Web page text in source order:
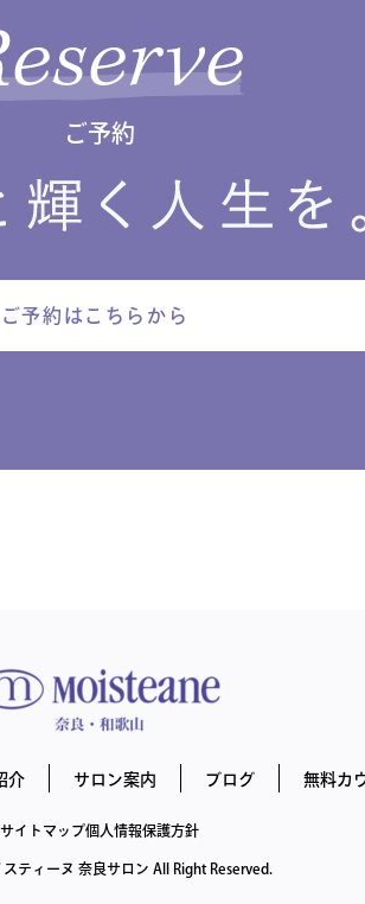
ご予約
ご予約はこちらから
介 サロン案内 ブログ 無料カ
サイトマップ個人情報保護方針
ティーヌ 奈良サロン All Right Reserved.